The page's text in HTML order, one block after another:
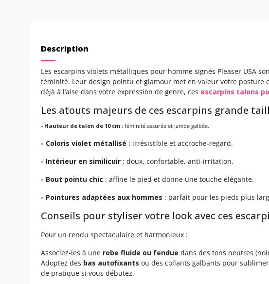
Description
Les escarpins violets métalliques pour homme signés Pleaser USA
féminité. Leur design pointu et glamour met en valeur votre posture
déjà à l’aise dans votre expression de genre, ces escarpins talons
Les atouts majeurs de ces escarpins grande
- Hauteur de talon de 10 cm : féminité assurée et jambe galbée.
- Coloris violet métallisé : irrésistible et accroche-regard.
- Intérieur en similicuir : doux, confortable, anti-irritation.
- Bout pointu chic : affine le pied et donne une touche élégante.
- Pointures adaptées aux hommes : parfait pour les pieds plus
Conseils pour styliser votre look avec ces
Pour un rendu spectaculaire et harmonieux :
Associez-les à une robe fluide ou fendue dans des tons neutres
Adoptez des bas autofixants ou des collants galbants pour
de pratique si vous débutez.